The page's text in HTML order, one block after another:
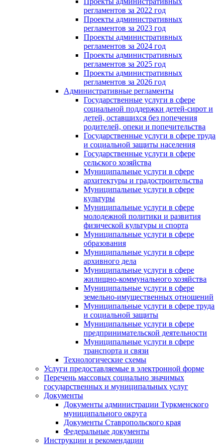
регламентов за 2022 год
Проекты административных
регламентов за 2023 год
Проекты административных
регламентов за 2024 год
Проекты административных
регламентов за 2025 год
Проекты административных
регламентов за 2026 год
Административные регламенты
Государственные услуги в сфере
социальной поддержки детей-сирот и
детей, оставшихся без попечения
родителей, опеки и попечительства
Государственные услуги в сфере труда
и социальной защиты населения
Государственные услуги в сфере
сельского хозяйства
Муниципальные услуги в сфере
архитектуры и градостроительства
Муниципальные услуги в сфере
культуры
Муниципальные услуги в сфере
молодежной политики и развития
физической культуры и спорта
Муниципальные услуги в сфере
образования
Муниципальные услуги в сфере
архивного дела
Муниципальные услуги в сфере
жилищно-коммунального хозяйства
Муниципальные услуги в сфере
земельно-имущественных отношений
Муниципальные услуги в сфере труда
и социальной защиты
Муниципальные услуги в сфере
предпринимательской деятельности
Муниципальные услуги в сфере
транспорта и связи
Технологические схемы
Услуги предоставляемые в электронной форме
Перечень массовых социально значимых
государственных и муниципальных услуг
Документы
Документы администрации Туркменского
муниципального округа
Документы Ставропольского края
Федеральные документы
Инструкции и рекомендации